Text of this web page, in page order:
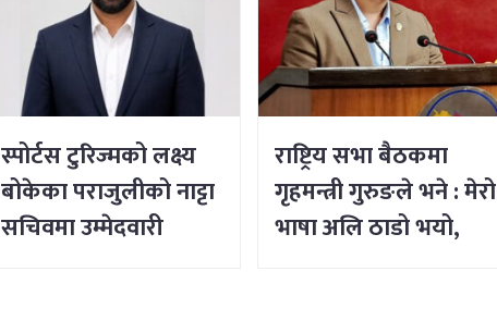
स्पोर्टस टुरिज्मको लक्ष्य
बोकेका पराजुलीको नाट्टा
सचिवमा उम्मेदवारी
राष्ट्रिय सभा बैठकमा
गृहमन्त्री गुरुङले भने : मेरो
भाषा अलि ठाडो भयो,